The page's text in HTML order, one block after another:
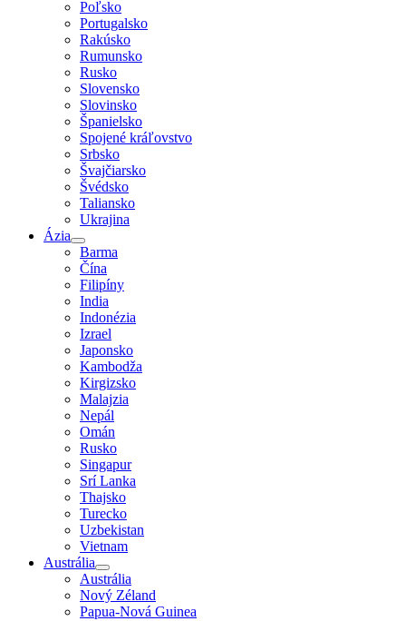
Poľsko
Portugalsko
Rakúsko
Rumunsko
Rusko
Slovensko
Slovinsko
Španielsko
Spojené kráľovstvo
Srbsko
Švajčiarsko
Švédsko
Taliansko
Ukrajina
Ázia
Barma
Čína
Filipíny
India
Indonézia
Izrael
Japonsko
Kambodža
Kirgizsko
Malajzia
Nepál
Omán
Rusko
Singapur
Srí Lanka
Thajsko
Turecko
Uzbekistan
Vietnam
Austrália
Austrália
Nový Zéland
Papua-Nová Guinea